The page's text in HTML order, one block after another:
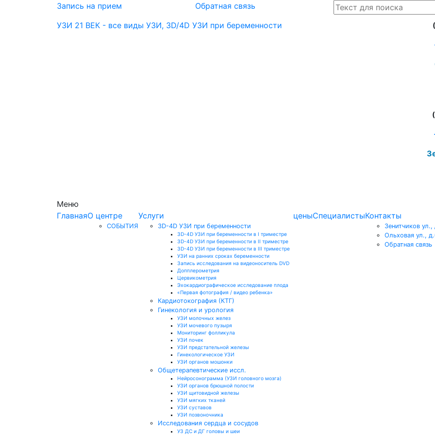
Запись на прием Обратная связь
УЗИ 21 ВЕК - все виды УЗИ, 3D/4D УЗИ при беременности
Меню
ГлавнаяО центре
СОБЫТИЯ
Услуги
3D-4D УЗИ при беременности
3D-4D УЗИ при беременности в I триместре
3D-4D УЗИ при беременности в II триместре
3D-4D УЗИ при беременности в III триместре
УЗИ на ранних сроках беременности
Запись исследования на видеоноситель DVD
Допплерометрия
Цервикометрия
Эхокардиографическое исследование плода
«Первая фотография / видео ребенка»
Кардиотокография (КТГ)
Гинекология и урология
УЗИ молочных желез
УЗИ мочевого пузыря
Мониторинг фолликула
УЗИ почек
УЗИ предстательной железы
Гинекологическое УЗИ
УЗИ органов мошонки
Общетерапевтические иссл.
Нейросонограмма (УЗИ головного мозга)
УЗИ органов брюшной полости
УЗИ щитовидной железы
УЗИ мягких тканей
УЗИ суставов
УЗИ позвоночника
Исследования сердца и сосудов
УЗ ДС и ДГ головы и шеи
ценыСпециалистыКонтакты
Зенитчиков ул.,
Ольховая ул.,
Обратная связь